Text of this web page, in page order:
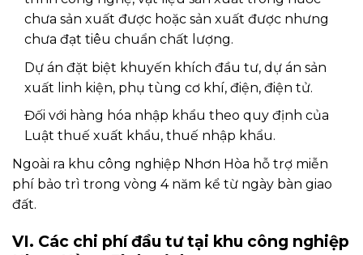
chưa sản xuất được hoặc sản xuất được nhưng
chưa đạt tiêu chuẩn chất lượng.
Dự án đặt biệt khuyến khích đầu tư, dự án sản
xuất linh kiện, phụ tùng cơ khí, điện, điện tử.
Đối với hàng hóa nhập khẩu theo quy định của
Luật thuế xuất khẩu, thuế nhập khẩu.
Ngoài ra khu công nghiệp Nhơn Hòa hỗ trợ miễn
phí bảo trì trong vòng 4 năm kể từ ngày bàn giao
đất.
VI. Các chi phí đầu tư tại khu công nghiệp